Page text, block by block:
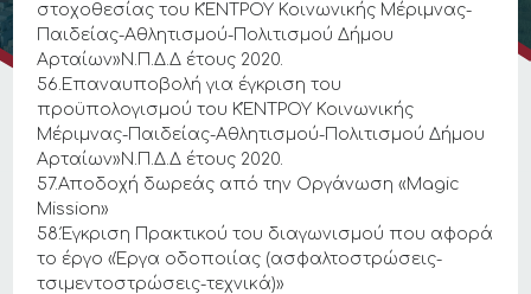
στοχοθεσίας του ΚΈΝΤΡΟΥ Κοινωνικής Μέριμνας-
Παιδείας-Αθλητισμού-Πολιτισμού Δήμου
Αρταίων»Ν.Π.Δ.Δ έτους 2020.
56.Επαναυποβολή για έγκριση του
προϋπολογισμού του ΚΈΝΤΡΟΥ Κοινωνικής
Μέριμνας-Παιδείας-Αθλητισμού-Πολιτισμού Δήμου
Αρταίων»Ν.Π.Δ.Δ έτους 2020.
57.Αποδοχή δωρεάς από την Οργάνωση «Magic
Mission»
58.Έγκριση Πρακτικού του διαγωνισμού που αφορά
το έργο «Έργα οδοποιίας (ασφαλτοστρώσεις-
τσιμεντοστρώσεις-τεχνικά)»